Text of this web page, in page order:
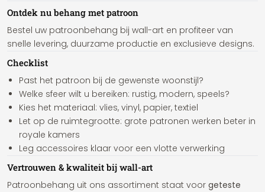
Ontdek nu behang met patroon
Bestel uw patroonbehang bij wall-art en profiteer van
snelle levering, duurzame productie en exclusieve designs.
Checklist
Past het patroon bij de gewenste woonstijl?
Welke sfeer wilt u bereiken: rustig, modern, speels?
Kies het materiaal: vlies, vinyl, papier, textiel
Let op de ruimtegrootte: grote patronen werken beter in
royale kamers
Leg accessoires klaar voor een vlotte verwerking
Vertrouwen & kwaliteit bij wall-art
Patroonbehang uit ons assortiment staat voor geteste